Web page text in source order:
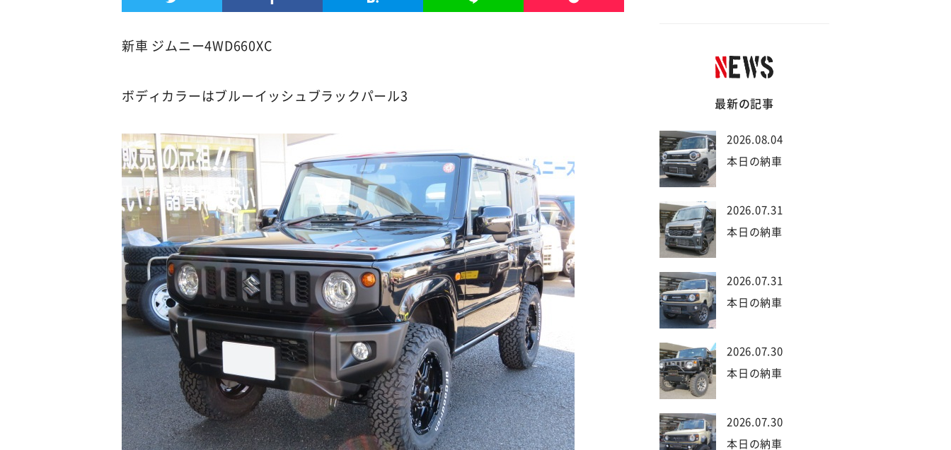
新車 ジムニー4WD660XC
ボディカラーはブルーイッシュブラックパール3
最新の記事
2026.08.04
本日の納車
2026.07.31
本日の納車
2026.07.31
本日の納車
2026.07.30
本日の納車
2026.07.30
本日の納車